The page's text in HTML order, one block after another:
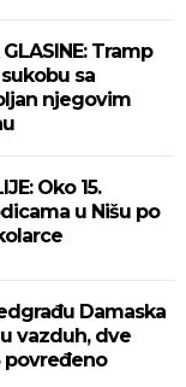
Tramp
sa
njegovim
Oko 15.
u Nišu po
Damaska
vazduh, dve
povređeno